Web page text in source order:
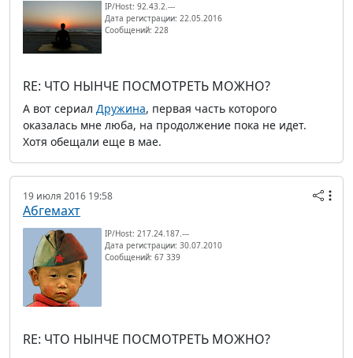
IP/Host: 92.43.2.---
Дата регистрации: 22.05.2016
Сообщений: 228
RE: ЧТО НЫНЧЕ ПОСМОТРЕТЬ МОЖНО?
А вот сериал Дружина, первая часть которого
оказалась мне люба, на продолжение пока не идет.
Хотя обещали еще в мае.
19 июля 2016 19:58
Абгемахт
IP/Host: 217.24.187.---
Дата регистрации: 30.07.2010
Сообщений: 67 339
RE: ЧТО НЫНЧЕ ПОСМОТРЕТЬ МОЖНО?